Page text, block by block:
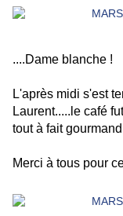
....Dame blanche !
L'après midi s'est
Laurent.....le café
tout à fait
Merci à tous pour